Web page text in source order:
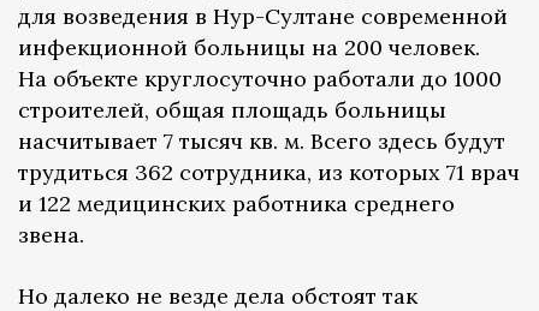
для возведения в Нур-Султане современной
инфекционной больницы на 200 человек.
На объекте круглосуточно работали до 1000
строителей, общая площадь больницы
насчитывает 7 тысяч кв. м. Всего здесь будут
трудиться 362 сотрудника, из которых 71 врач
и 122 медицинских работника среднего
звена.
Но далеко не везде дела обстоят так